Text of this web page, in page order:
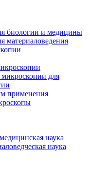
биологии и медицины
материаловедения
для
применения
наука
наука